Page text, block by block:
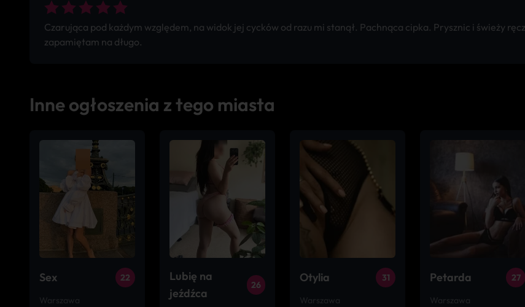
Czarująca pod każdym względem, na widok jej cycków od razu mi stanął. Pachnąca cipka. Prysznic i świeży
zapamiętam na długo.
Inne ogłoszenia z tego miasta
Sex 22
Warszawa
Lubię na
jeźdźca
26
Otylia 31
Warszawa
Petarda 27
Warszawa